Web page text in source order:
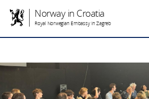
Norway in Croatia
Royal Norwegian Embassy in Zagreb